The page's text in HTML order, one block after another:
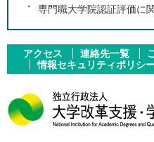
専門職大学院認証評価に
アクセス 連絡先一覧
情報セキュリティポリシ